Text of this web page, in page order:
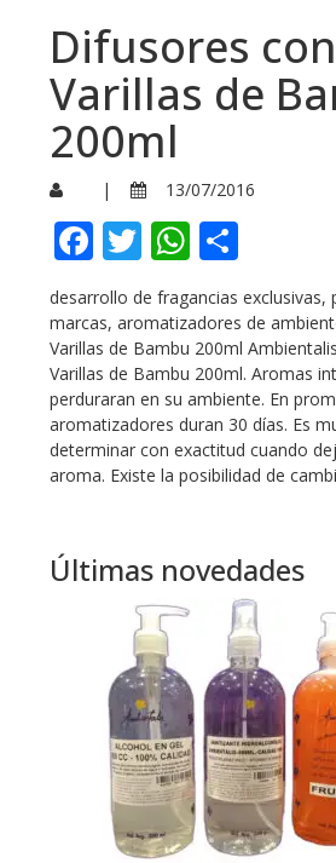
Difusores con
Varillas de
200ml
| 13/07/2016
Facebook
Twitter
desarrollo de fragancias exclusivas,
marcas, aromatizadores de
Varillas de Bambu 200ml
Varillas de Bambu 200ml. Aromas
perduraran en su ambiente. En
aromatizadores duran 30 días. Es
determinar con exactitud cuando
aroma. Existe la posibilidad de
Últimas novedades